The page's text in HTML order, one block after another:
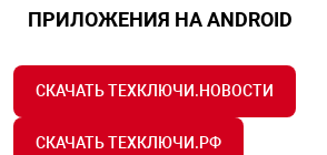
ПРИЛОЖЕНИЯ НА ANDROID
СКАЧАТЬ ТЕХКЛЮЧИ.НОВОСТИ
СКАЧАТЬ ТЕХКЛЮЧИ.РФ